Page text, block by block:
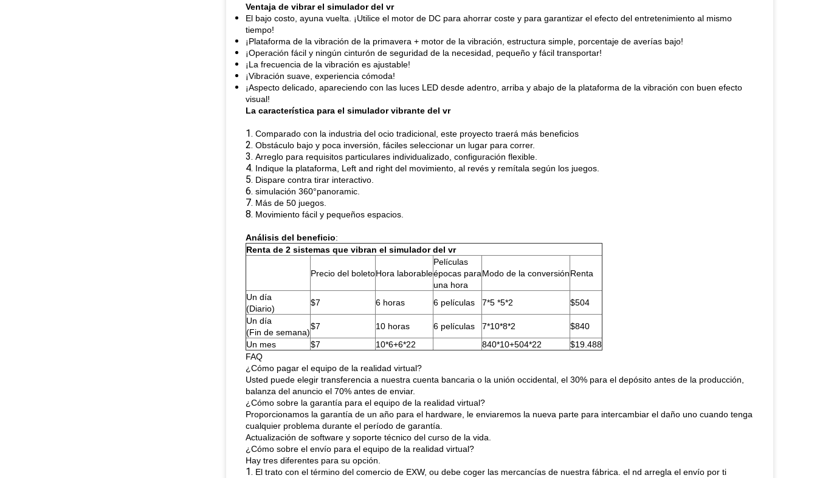
Ventaja de vibrar el simulador del vr
El bajo costo, ayuna vuelta. ¡Utilice el motor de DC para ahorrar coste y para garantizar el efecto del entretenimiento al mismo
tiempo!
¡Plataforma de la vibración de la primavera + motor de la vibración, estructura simple, porcentaje de averías bajo!
¡Operación fácil y ningún cinturón de seguridad de la necesidad, pequeño y fácil transportar!
¡La frecuencia de la vibración es ajustable!
¡Vibración suave, experiencia cómoda!
¡Aspecto delicado, apareciendo con las luces LED desde adentro, arriba y abajo de la plataforma de la vibración con buen efecto
visual!
La característica para el simulador vibrante del vr
1. Comparado con la industria del ocio tradicional, este proyecto traerá más beneficios
2. Obstáculo bajo y poca inversión, fáciles seleccionar un lugar para correr.
3. Arreglo para requisitos particulares individualizado, configuración flexible.
4. Indique la plataforma, Left and right del movimiento, al revés y remítala según los juegos.
5. Dispare contra tirar interactivo.
6. simulación 360°panoramic.
7. Más de 50 juegos.
8. Movimiento fácil y pequeños espacios.
Análisis del beneficio:
Renta de 2 sistemas que vibran el simulador del vr
Precio del boletoHora laborable
Películas
épocas para
una hora
Modo de la conversiónRenta
Un día
(Diario)
$7 6 horas 6 películas 7*5 *5*2
$504
Un día
(Fin de semana)
$7 10 horas 6 películas 7*10*8*2
$840
Un mes
$7 10*6+6*22 840*10+504*22
$19.488
FAQ
¿Cómo pagar el equipo de la realidad virtual?
Usted puede elegir transferencia a nuestra cuenta bancaria o la unión occidental, el 30% para el depósito antes de la producción,
balanza del anuncio el 70% antes de enviar.
¿Cómo sobre la garantía para el equipo de la realidad virtual?
Proporcionamos la garantía de un año para el hardware, le enviaremos la nueva parte para intercambiar el daño uno cuando tenga
cualquier problema durante el período de garantía.
Actualización de software y soporte técnico del curso de la vida.
¿Cómo sobre el envío para el equipo de la realidad virtual?
Hay tres diferentes para su opción.
1. El trato con el término del comercio de EXW, ou debe coger las mercancías de nuestra fábrica. el nd arregla el envío por ti